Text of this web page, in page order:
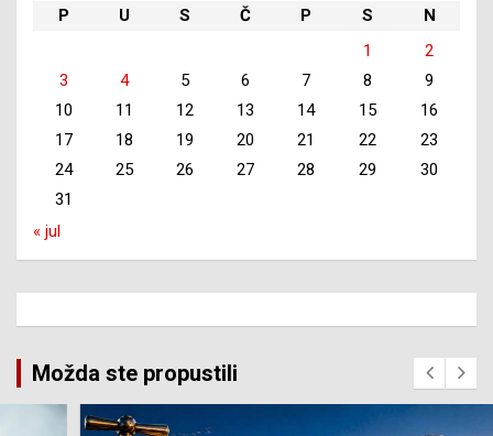
P
U S Č P S
N
1
2
3
4 5 6 7 8
9
10
11 12 13 14 15
16
17
18 19 20 21 22
23
24
25 26 27 28 29
30
31
« jul
Možda ste propustili